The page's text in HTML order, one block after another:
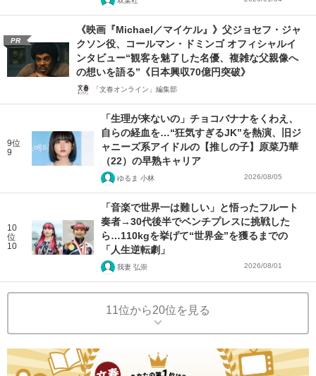
PR
《映画『Michael／マイケル』》父ジョセフ・ジャ
クソン役、コールマン・ドミンゴ オフィシャルイ
ンタビュー“観客を魅了した名優、複雑な父親像へ
の想いを語る”《日本興収70億円突破》
「文春オンライン」編集部
9位
9
「生理が来ないの」チョコバナナをくわえ、
自らの経血を…“狂気すぎるJK”を熱演、旧ジ
ャニーズ系アイドルの【推しの子】原菜乃華
（22）の早熟キャリア
ゆるま 小林 2026/08/05
10
位
10
「音楽で世界一は難しい」と悟ったフルート
奏者→30代後半でベンチプレスに挑戦した
ら…110kgを挙げて“世界金”を獲るまでの
「人生逆転劇」
我妻 弘崇 2026/08/01
11位から20位を見る